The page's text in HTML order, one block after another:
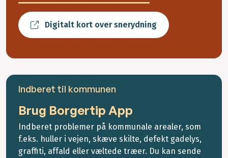
Digitalt kort over snerydning
Indberet til kommunen
Brug Borgertip App
Indberet problemer på kommunale arealer, som
f.eks. huller i vejen, skæve skilte, defekt gadelys,
graffiti, affald eller væltede træer. Du kan sende